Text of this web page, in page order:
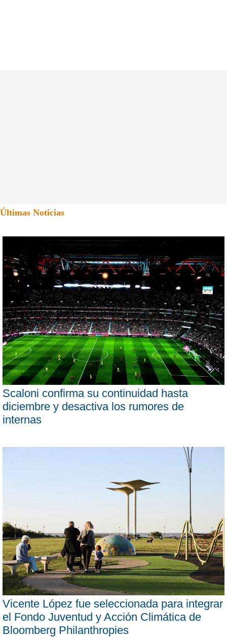
Últimas Noticias
Scaloni confirma su continuidad hasta
diciembre y desactiva los rumores de
internas
Vicente López fue seleccionada para integrar
el Fondo Juventud y Acción Climática de
Bloomberg Philanthropies